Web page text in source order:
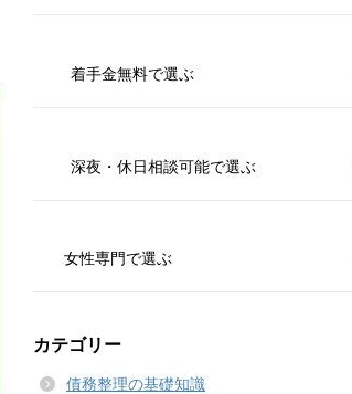
着手金無料で選ぶ
深夜・休日相談可能で選ぶ
女性専門で選ぶ
カテゴリー
債務整理の基礎知識